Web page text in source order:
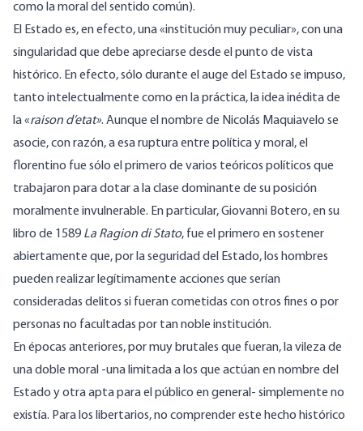
como la moral del sentido común).
El Estado es, en efecto, una «institución muy peculiar», con una
singularidad que debe apreciarse desde el punto de vista
histórico. En efecto, sólo durante el auge del Estado se impuso,
tanto intelectualmente como en la práctica, la idea inédita de
la «raison d’etat». Aunque el nombre de Nicolás Maquiavelo se
asocie, con razón, a esa ruptura entre política y moral, el
florentino fue sólo el primero de varios teóricos políticos que
trabajaron para dotar a la clase dominante de su posición
moralmente invulnerable. En particular, Giovanni Botero, en su
libro de 1589 La Ragion di Stato, fue el primero en sostener
abiertamente que, por la seguridad del Estado, los hombres
pueden realizar legítimamente acciones que serían
consideradas delitos si fueran cometidas con otros fines o por
personas no facultadas por tan noble institución.
En épocas anteriores, por muy brutales que fueran, la vileza de
una doble moral -una limitada a los que actúan en nombre del
Estado y otra apta para el público en general- simplemente no
existía. Para los libertarios, no comprender este hecho histórico